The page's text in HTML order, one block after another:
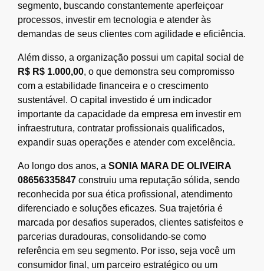
segmento, buscando constantemente aperfeiçoar
processos, investir em tecnologia e atender às
demandas de seus clientes com agilidade e eficiência.
Além disso, a organização possui um capital social de
R$ R$ 1.000,00, o que demonstra seu compromisso
com a estabilidade financeira e o crescimento
sustentável. O capital investido é um indicador
importante da capacidade da empresa em investir em
infraestrutura, contratar profissionais qualificados,
expandir suas operações e atender com excelência.
Ao longo dos anos, a SONIA MARA DE OLIVEIRA
08656335847 construiu uma reputação sólida, sendo
reconhecida por sua ética profissional, atendimento
diferenciado e soluções eficazes. Sua trajetória é
marcada por desafios superados, clientes satisfeitos e
parcerias duradouras, consolidando-se como
referência em seu segmento. Por isso, seja você um
consumidor final, um parceiro estratégico ou um